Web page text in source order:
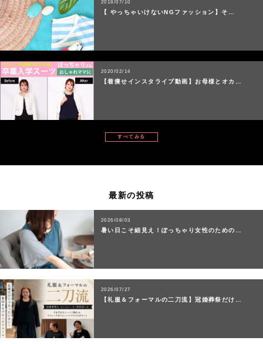
2018/07/10
【 やっちゃいけないNGファッション】そ…
2020/02/14
【着痩せインスタライブ動画】お母様とオカ…
すべてみる
最新の投稿
2026/08/03
暑い日こそ細見え！ぽっちゃり女性のための…
2026/07/27
【礼服＆フォーマルの二刀流】冠婚葬祭だけ…